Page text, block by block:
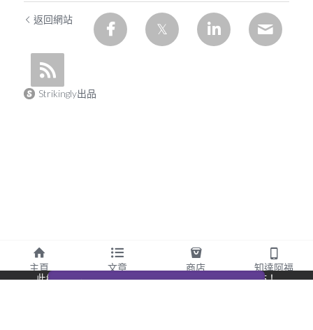
返回網站
Strikingly出品
此網站通過 Strikingly 創建。 立即免費擁有一個網站！
主頁 文章 商店 知達阿福